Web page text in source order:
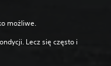
możliwe.
Lecz się często i